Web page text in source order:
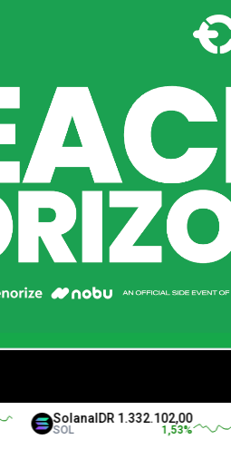
SolanaIDR 1.332.102,00
SOL